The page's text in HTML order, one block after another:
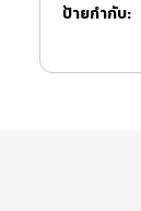
ป้ายกำกับ: